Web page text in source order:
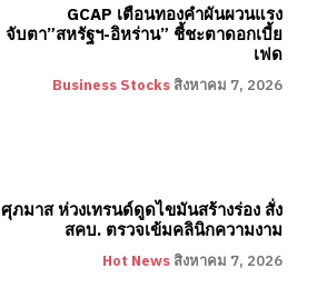
GCAP เตือนทองคำผันผวนแรง
จับตา”สหรัฐฯ-อิหร่าน” ชี้ชะตาดอกเบี้ย
เฟด
Business Stocks สิงหาคม 7, 2026
ศุภมาส ห่วงเทรนด์ดูดไขมันสร้างร่อง สั่ง
สคบ. ตรวจเข้มคลินิกความงาม
Hot News สิงหาคม 7, 2026